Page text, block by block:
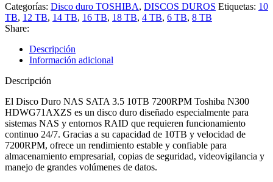
Categorías: Disco duro TOSHIBA, DISCOS DUROS Etiquetas: 10
TB, 12 TB, 14 TB, 16 TB, 18 TB, 4 TB, 6 TB, 8 TB
Share:
Descripción
Información adicional
Descripción
El Disco Duro NAS SATA 3.5 10TB 7200RPM Toshiba N300
HDWG71AXZS es un disco duro diseñado especialmente para
sistemas NAS y entornos RAID que requieren funcionamiento
continuo 24/7. Gracias a su capacidad de 10TB y velocidad de
7200RPM, ofrece un rendimiento estable y confiable para
almacenamiento empresarial, copias de seguridad, videovigilancia y
manejo de grandes volúmenes de datos.